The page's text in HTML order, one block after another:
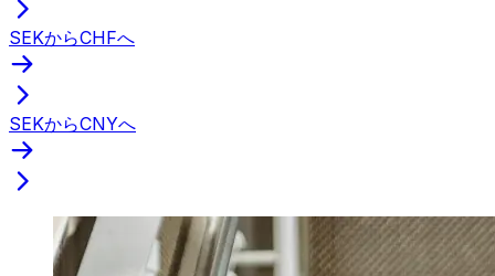
SEKからCHFへ
SEKからCNYへ